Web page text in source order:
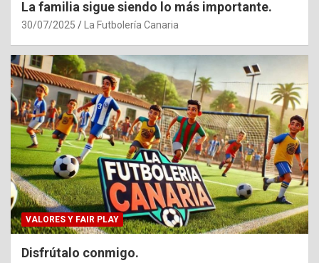
La familia sigue siendo lo más importante.
30/07/2025 La Futbolería Canaria
VALORES Y FAIR PLAY
Disfrútalo conmigo.